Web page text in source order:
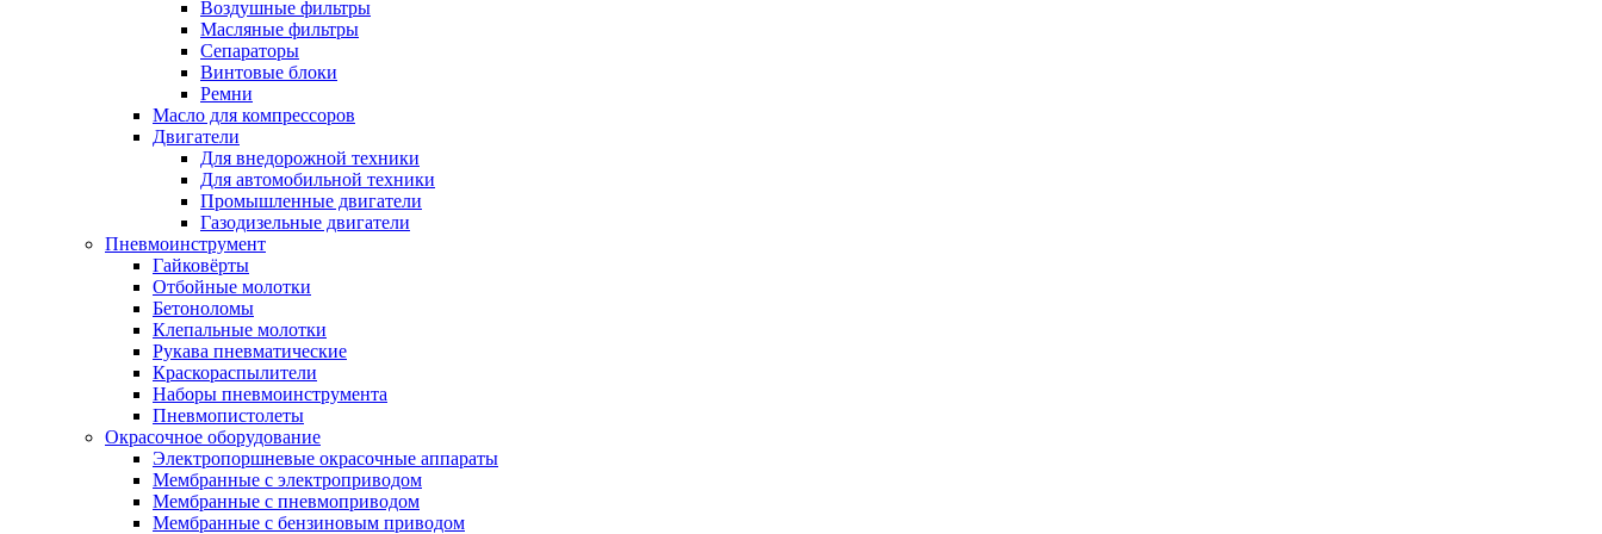
Воздушные фильтры
Масляные фильтры
Сепараторы
Винтовые блоки
Ремни
Масло для компрессоров
Двигатели
Для внедорожной техники
Для автомобильной техники
Промышленные двигатели
Газодизельные двигатели
Пневмоинструмент
Гайковёрты
Отбойные молотки
Бетоноломы
Клепальные молотки
Рукава пневматические
Краскораспылители
Наборы пневмоинструмента
Пневмопистолеты
Окрасочное оборудование
Электропоршневые окрасочные аппараты
Мембранные с электроприводом
Мембранные с пневмоприводом
Мембранные с бензиновым приводом